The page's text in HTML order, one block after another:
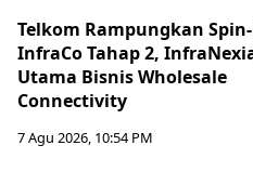
Telkom Rampungkan
InfraCo Tahap 2,
Utama Bisnis Wholesale
Connectivity
7 Agu 2026, 10:54 PM